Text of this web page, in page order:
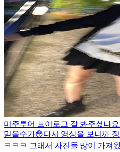
미주투어 브이로그 잘 봐주셨나
믿을수가😳다시 영상을 보니까
ㅋㅋㅋ 그래서 사진들 많이 가져